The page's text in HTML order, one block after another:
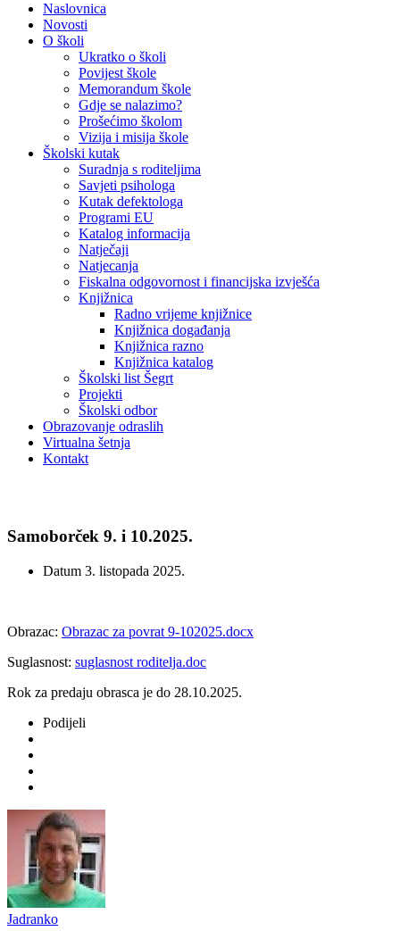
Naslovnica
Novosti
O školi
Ukratko o školi
Povijest škole
Memorandum škole
Gdje se nalazimo?
Prošećimo školom
Vizija i misija škole
Školski kutak
Suradnja s roditeljima
Savjeti psihologa
Kutak defektologa
Programi EU
Katalog informacija
Natječaji
Natjecanja
Fiskalna odgovornost i financijska izvješća
Knjižnica
Radno vrijeme knjižnice
Knjižnica događanja
Knjižnica razno
Knjižnica katalog
Školski list Šegrt
Projekti
Školski odbor
Obrazovanje odraslih
Virtualna šetnja
Kontakt
Samoborček 9. i 10.2025.
Datum 3. listopada 2025.
Obrazac: Obrazac za povrat 9-102025.docx
Suglasnost: suglasnost roditelja.doc
Rok za predaju obrasca je do 28.10.2025.
Podijeli
Jadranko